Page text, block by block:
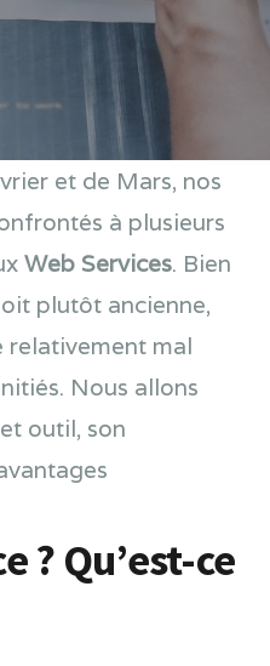
et de Mars, nos
à plusieurs
Web Services. Bien
plutôt ancienne,
relativement mal
Nous allons
outil, son
? Qu’est-ce